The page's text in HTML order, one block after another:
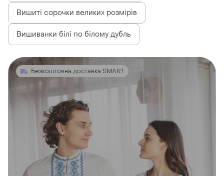
Вишиті сорочки великих розмірів
Вишиванки білі по білому дубль
Безкоштовна доставка SMART